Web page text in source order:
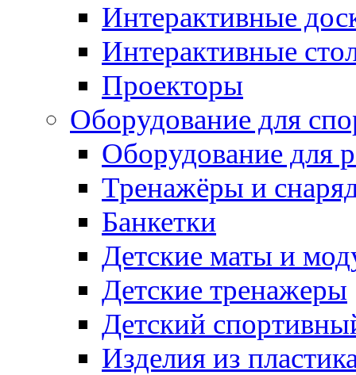
Интерактивные
Интерактивные
Проекторы
Оборудование для
Оборудование для
Тренажёры и
Банкетки
Детские маты и
Детские тренажеры
Детский
Изделия из